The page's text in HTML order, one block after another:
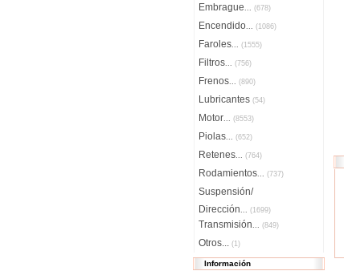
Embrague... (678)
Encendido... (1086)
Faroles... (1555)
Filtros... (756)
Frenos... (890)
Lubricantes (54)
Motor... (8553)
Piolas... (652)
Retenes... (764)
Rodamientos... (737)
Suspensión/
Dirección... (1699)
Transmisión... (849)
Otros... (1)
Información